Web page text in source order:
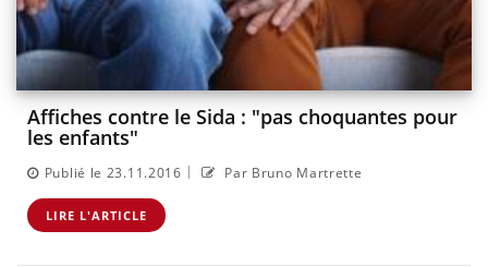
Affiches contre le Sida : "pas choquantes pour
les enfants"
Publié le 23.11.2016 | Par Bruno Martrette
LIRE L'ARTICLE